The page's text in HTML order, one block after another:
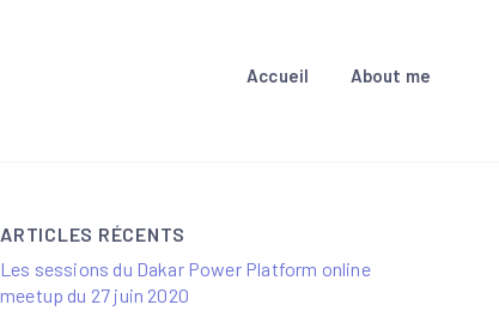
Accueil About me
ARTICLES RÉCENTS
Les sessions du Dakar Power Platform online
meetup du 27 juin 2020